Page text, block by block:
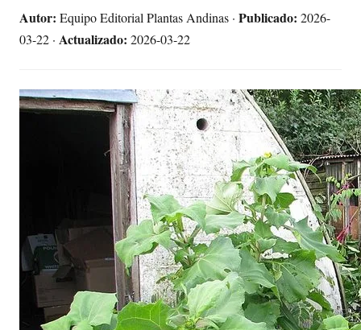
Autor: Equipo Editorial Plantas Andinas · Publicado: 2026-
03-22 · Actualizado: 2026-03-22